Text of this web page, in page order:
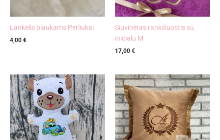
Lankelis plaukams Perliukai
4,00 €
Siuvinėtas rankšluostis su
inicialu M
17,00 €